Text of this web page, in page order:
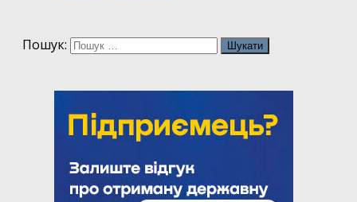
Пошук: